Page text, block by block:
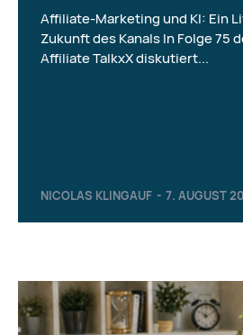
NICOLAS KLINGAUF - 7. AUGUST
Affiliate-Marketing und KI: Ein
Zukunft des Kanals In Folge 75 des Podcasts
Affiliate TalkxX diskutiert...